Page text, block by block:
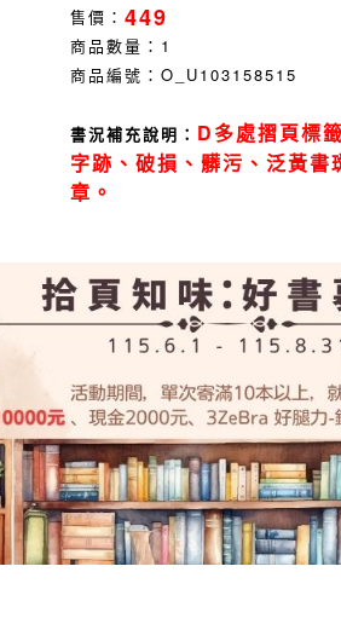
售價： 449
商品數量： 1
商品編號： O_U103158515
書況補充說明： D多處摺頁標
字跡、破損、髒污、泛黃書
章。